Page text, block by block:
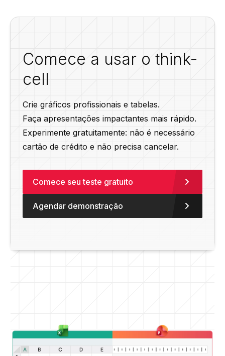
Comece a usar o think-
cell
Crie gráficos profissionais e tabelas.
Faça apresentações impactantes mais rápido.
Experimente gratuitamente: não é necessário
cartão de crédito e não precisa cancelar.
Comece seu teste gratuito
Agendar demonstração